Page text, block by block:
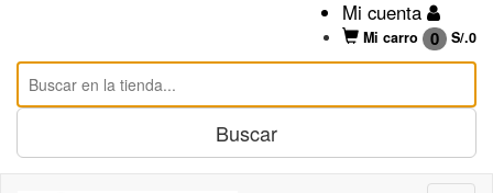
Mi cuenta
Mi carro 0 S/.0